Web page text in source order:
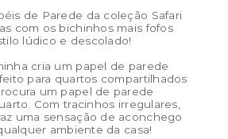
de Parede da coleção Safari
com os bichinhos mais fofos
lúdico e descolado!
cria um papel de parede
para quartos compartilhados
um papel de parede
Com tracinhos irregulares,
uma sensação de aconchego
ambiente da casa!